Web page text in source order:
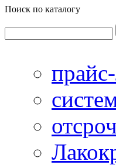
Поиск по каталогу